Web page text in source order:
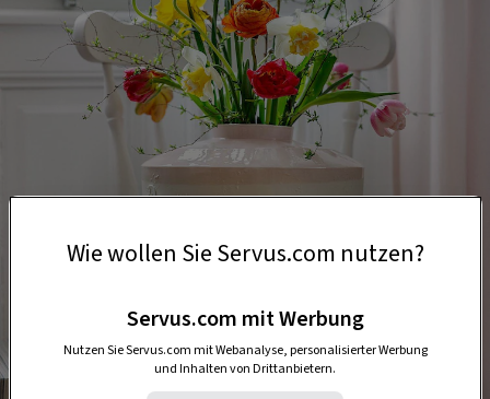
Wie wollen Sie Servus.com nutzen?
Servus.com mit Werbung
Nutzen Sie Servus.com mit Webanalyse, personalisierter Werbung
und Inhalten von Drittanbietern.